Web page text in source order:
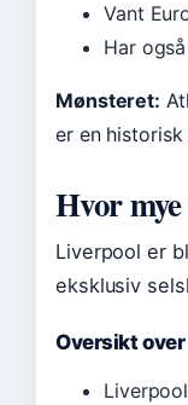
Vant
Har
Mønsteret:
er en
Hvor
Liverpool er
eksklusiv
Oversikt